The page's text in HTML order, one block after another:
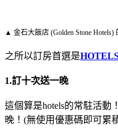
▲ 金石大飯店 (Golden Stone Hotels)
之所以訂房首選是
1.訂十次送一晚
這個算是hotels的常駐活動
晚！(無使用優惠碼即可累